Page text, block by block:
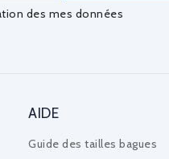
des mes données
AIDE
Guide des tailles bagues